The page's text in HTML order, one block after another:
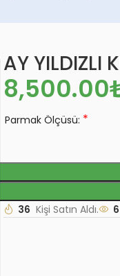
AY YILDIZLI
Parmak Ölçüsü: *
36 Kişi Satın Aldı. 6